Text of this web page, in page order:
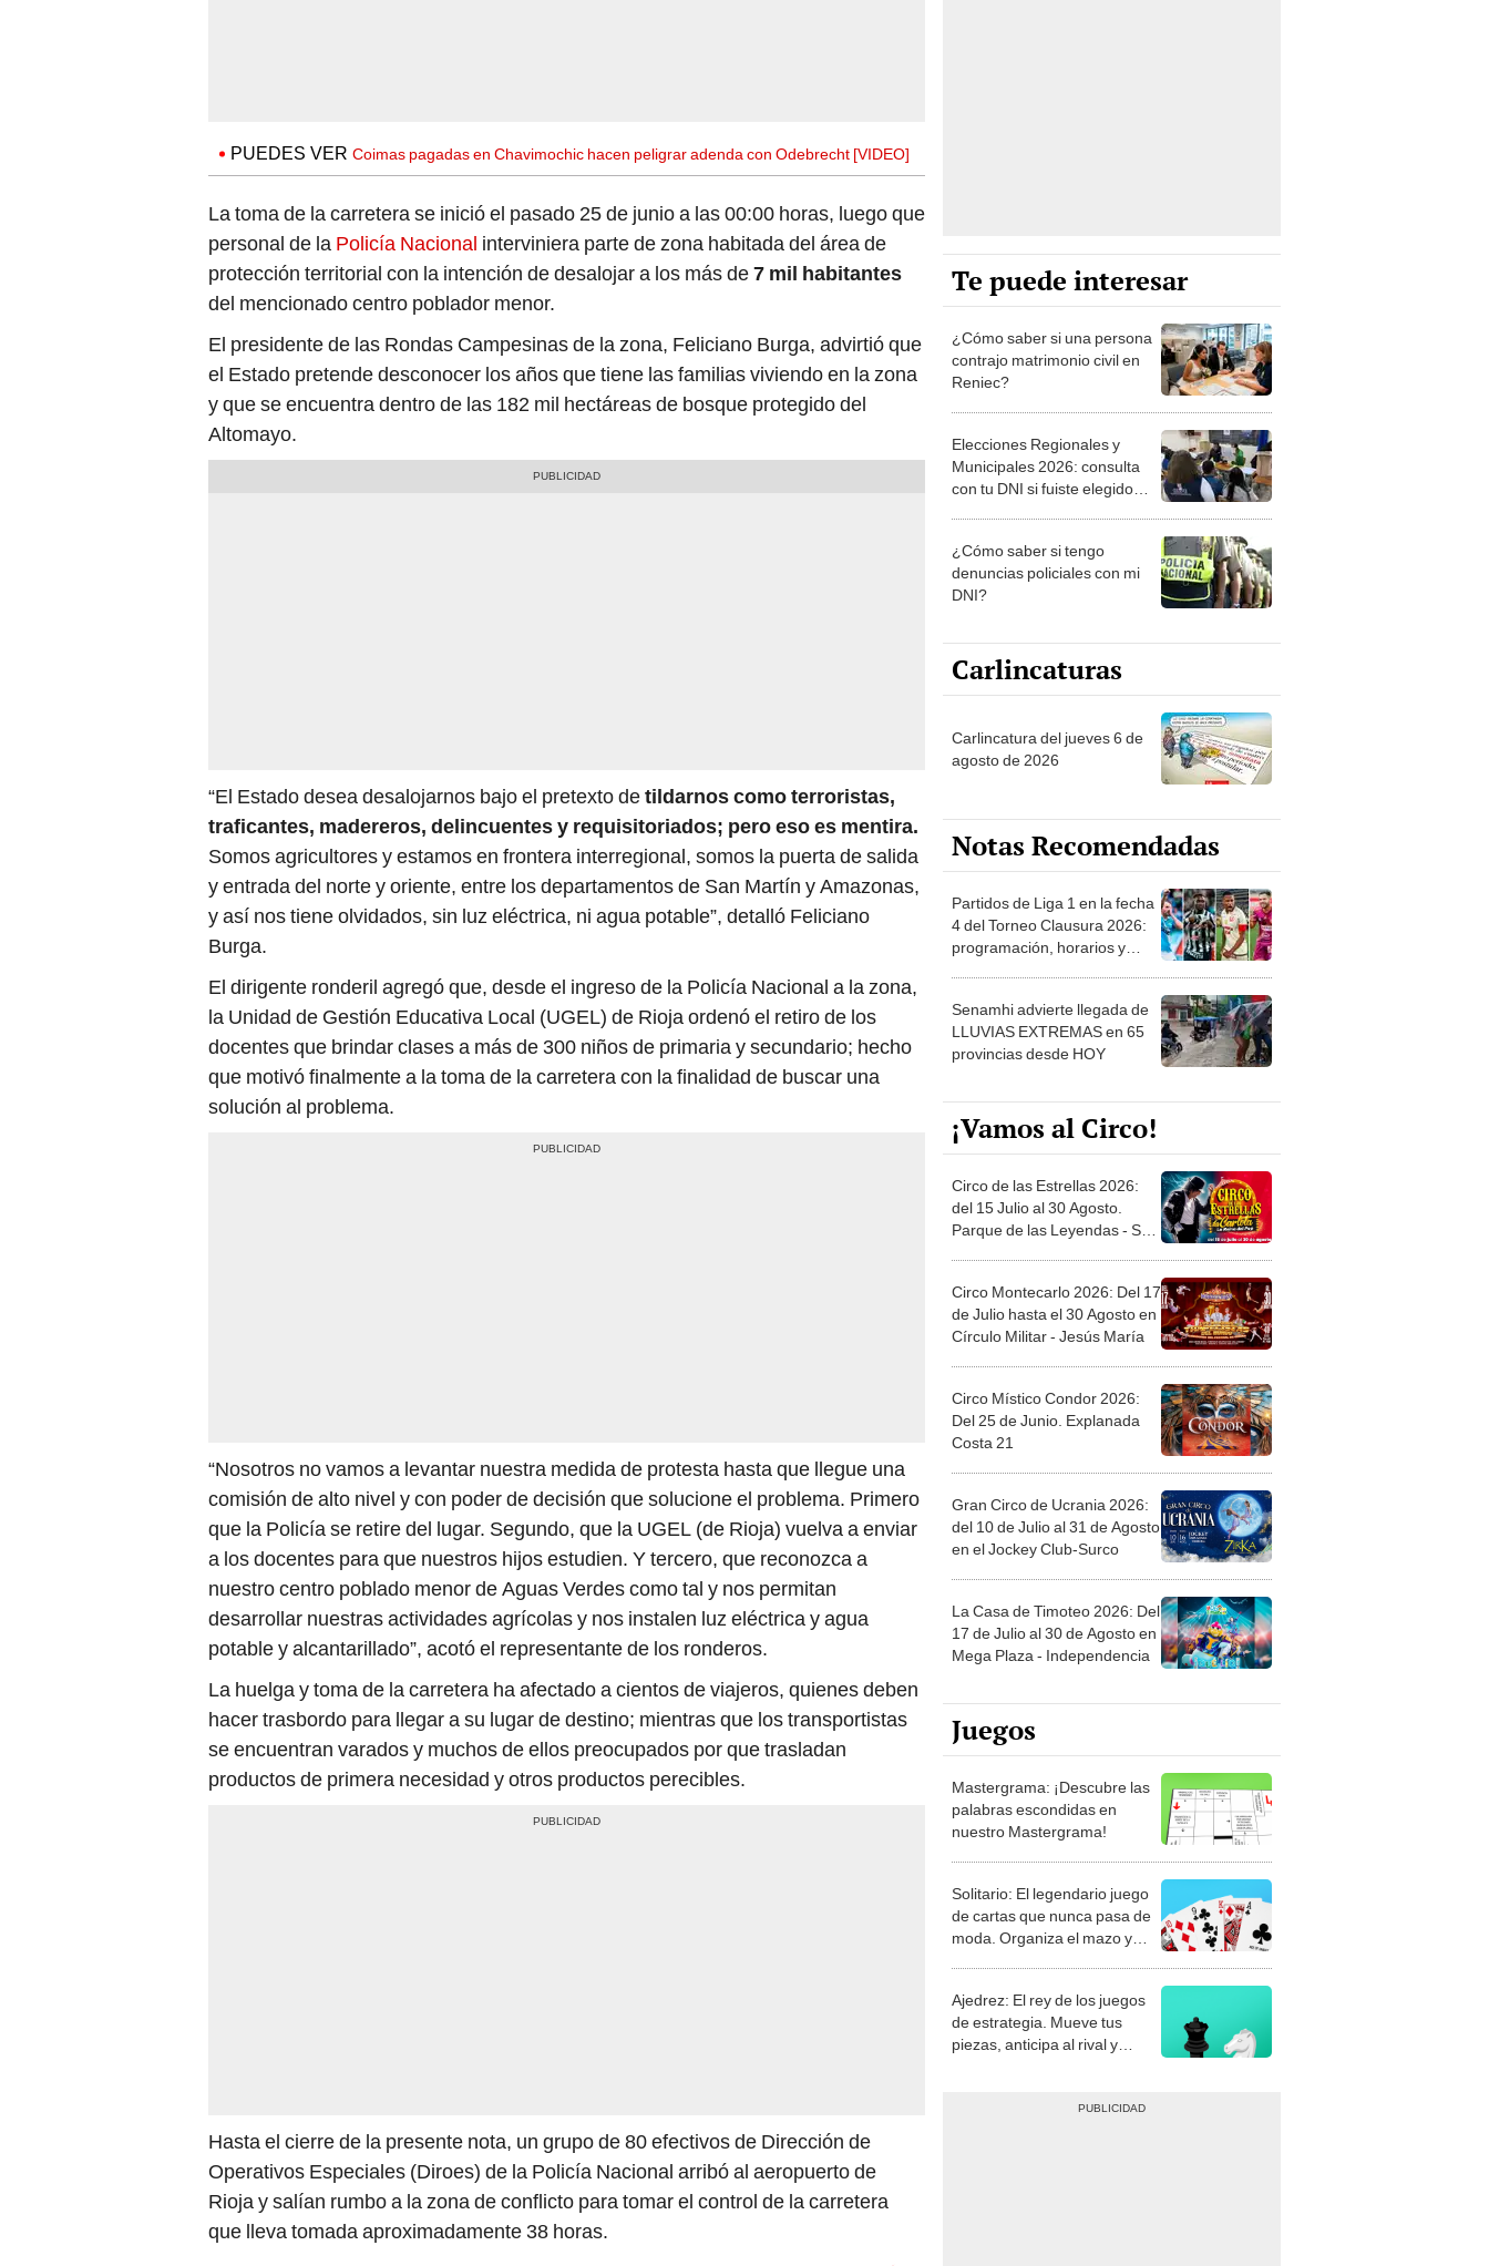
PUEDES VER Coimas pagadas en Chavimochic hacen peligrar adenda con Odebrecht [VIDEO]
La toma de la carretera se inició el pasado 25 de junio a las 00:00 horas, luego que
personal de la Policía Nacional interviniera parte de zona habitada del área de
protección territorial con la intención de desalojar a los más de7 mil habitantes
del mencionado centro poblador menor.
El presidente de las Rondas Campesinas de la zona, Feliciano Burga, advirtió que
el Estado pretende desconocer los años que tiene las familias viviendo en la zona
y que se encuentra dentro de las 182 mil hectáreas de bosque protegido del
Altomayo.
“El Estado desea desalojarnos bajo el pretexto detildarnos como terroristas,
traficantes, madereros, delincuentes y requisitoriados; pero eso es mentira.
Somos agricultores y estamos en frontera interregional, somos la puerta de salida
y entrada del norte y oriente, entre los departamentos de San Martín y Amazonas,
y así nos tiene olvidados, sin luz eléctrica, ni agua potable”, detalló Feliciano
Burga.
El dirigente ronderil agregó que, desde el ingreso de la Policía Nacional a la zona,
la Unidad de Gestión Educativa Local (UGEL) de Rioja ordenó el retiro de los
docentes que brindar clases a más de 300 niños de primaria y secundario; hecho
que motivó finalmente a la toma de la carretera con la finalidad de buscar una
solución al problema.
“Nosotros no vamos a levantar nuestra medida de protesta hasta que llegue una
comisión de alto nivel y con poder de decisión que solucione el problema. Primero
que la Policía se retire del lugar. Segundo, que la UGEL (de Rioja) vuelva a enviar
a los docentes para que nuestros hijos estudien. Y tercero, que reconozca a
nuestro centro poblado menor de Aguas Verdes como tal y nos permitan
desarrollar nuestras actividades agrícolas y nos instalen luz eléctrica y agua
potable y alcantarillado”, acotó el representante de los ronderos.
La huelga y toma de la carretera ha afectado a cientos de viajeros, quienes deben
hacer trasbordo para llegar a su lugar de destino; mientras que los transportistas
se encuentran varados y muchos de ellos preocupados por que trasladan
productos de primera necesidad y otros productos perecibles.
Hasta el cierre de la presente nota, un grupo de 80 efectivos de Dirección de
Operativos Especiales (Diroes) de la Policía Nacional arribó al aeropuerto de
Rioja y salían rumbo a la zona de conflicto para tomar el control de la carretera
que lleva tomada aproximadamente 38 horas.
Te puede interesar
¿Cómo saber si una persona
contrajo matrimonio civil en
Reniec?
Elecciones Regionales y
Municipales 2026: consulta
con tu DNI si fuiste elegido
la ONPE
¿Cómo saber si tengo
denuncias policiales con mi
DNI?
Carlincaturas
Carlincatura del jueves 6 de
agosto de 2026
Notas Recomendadas
Partidos de Liga 1 en la fecha
4 del Torneo Clausura 2026:
programación, horarios y
Senamhi advierte llegada de
LLUVIAS EXTREMAS en 65
provincias desde HOY
¡Vamos al Circo!
Circo de las Estrellas 2026:
del 15 Julio al 30 Agosto.
Parque de las Leyendas - San
Circo Montecarlo 2026: Del 17
de Julio hasta el 30 Agosto en
Círculo Militar - Jesús María
Circo Místico Condor 2026:
Del 25 de Junio. Explanada
Costa 21
Gran Circo de Ucrania 2026:
del 10 de Julio al 31 de Agosto
en el Jockey Club-Surco
La Casa de Timoteo 2026: Del
17 de Julio al 30 de Agosto en
Mega Plaza - Independencia
Juegos
Mastergrama: ¡Descubre las
palabras escondidas en
nuestro Mastergrama!
Solitario: El legendario juego
de cartas que nunca pasa de
moda. Organiza el mazo y
Ajedrez: El rey de los juegos
de estrategia. Mueve tus
piezas, anticipa al rival y